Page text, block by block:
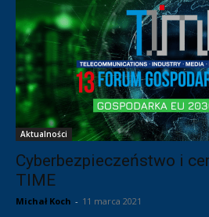
Aktualności
Cyberbezpieczeństwo i
TIME
Michał Koch - 11 marca 2021